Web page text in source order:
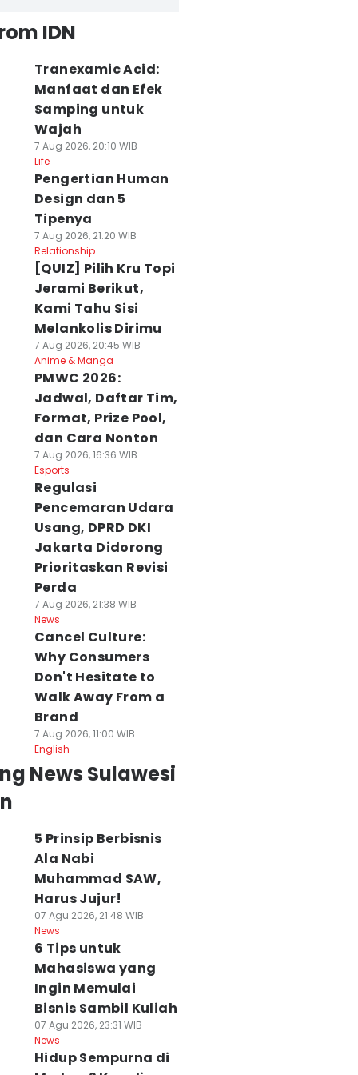
IDN
Tranexamic Acid:
Manfaat dan Efek
Samping untuk
Wajah
7 Aug 2026, 20:10 WIB
Life
Pengertian Human
Design dan 5
Tipenya
7 Aug 2026, 21:20 WIB
Relationship
[QUIZ] Pilih Kru Topi
Jerami Berikut,
Kami Tahu Sisi
Melankolis Dirimu
7 Aug 2026, 20:45 WIB
Anime & Manga
PMWC 2026:
Jadwal, Daftar Tim,
Format, Prize Pool,
dan Cara Nonton
7 Aug 2026, 16:36 WIB
Esports
Regulasi
Pencemaran Udara
Usang, DPRD DKI
Jakarta Didorong
Prioritaskan Revisi
Perda
7 Aug 2026, 21:38 WIB
News
Cancel Culture:
Why Consumers
Don't Hesitate to
Walk Away From a
Brand
7 Aug 2026, 11:00 WIB
English
News Sulawesi
5 Prinsip Berbisnis
Ala Nabi
Muhammad SAW,
Harus Jujur!
07 Agu 2026, 21:48 WIB
News
6 Tips untuk
Mahasiswa yang
Ingin Memulai
Bisnis Sambil Kuliah
07 Agu 2026, 23:31 WIB
News
Hidup Sempurna di